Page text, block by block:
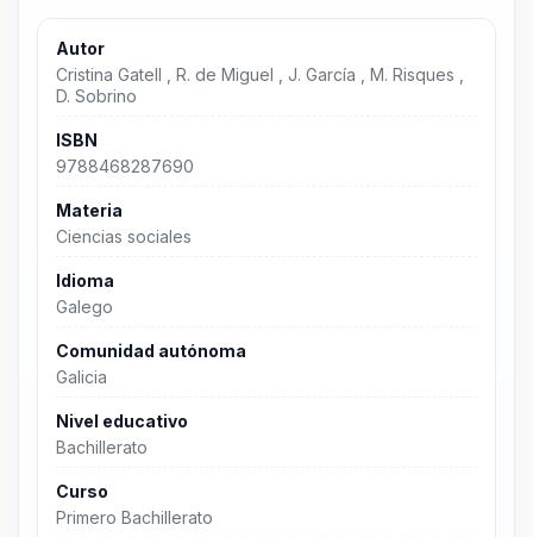
Autor
Cristina Gatell , R. de Miguel , J. García , M. Risques ,
D. Sobrino
ISBN
9788468287690
Materia
Ciencias sociales
Idioma
Galego
Comunidad autónoma
Galicia
Nivel educativo
Bachillerato
Curso
Primero Bachillerato